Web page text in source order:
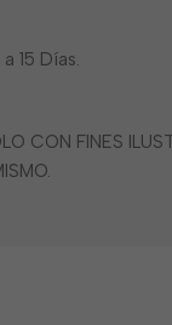
15 Días.
CON FINES